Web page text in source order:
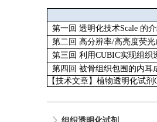
第一回 透明化技术Scale 的
第二回 高分辨率/高亮度荧光
第三回 利用CUBIC实现组织
第四回 被骨组织包围的内
【技术文章】植物透明化试